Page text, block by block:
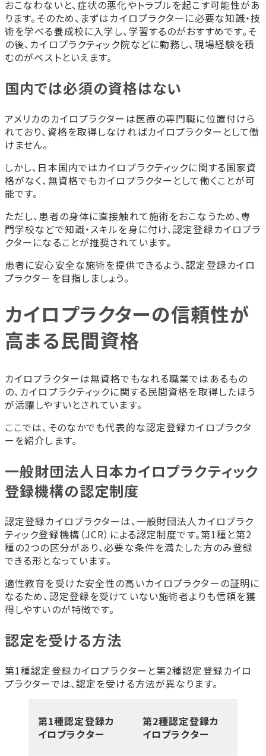
おこなわないと、症状の悪化やトラブルを起こす可能性があ
ります。そのため、まずはカイロプラクターに必要な知識・技
術を学べる養成校に入学し、学習するのがおすすめです。そ
の後、カイロプラクティック院などに勤務し、現場経験を積
むのがベストといえます。
国内では必須の資格はない
アメリカのカイロプラクターは医療の専門職に位置付けら
れており、資格を取得しなければカイロプラクターとして働
けません。
しかし、日本国内ではカイロプラクティックに関する国家資
格がなく、無資格でもカイロプラクターとして働くことが可
能です。
ただし、患者の身体に直接触れて施術をおこなうため、専
門学校などで知識・スキルを身に付け、認定登録カイロプラ
クターになることが推奨されています。
患者に安心安全な施術を提供できるよう、認定登録カイロ
プラクターを目指しましょう。
カイロプラクターの信頼性が
高まる民間資格
カイロプラクターは無資格でもなれる職業ではあるもの
の、カイロプラクティックに関する民間資格を取得したほう
が活躍しやすいとされています。
ここでは、そのなかでも代表的な認定登録カイロプラクタ
ーを紹介します。
一般財団法人日本カイロプラクティック
登録機構の認定制度
認定登録カイロプラクターは、一般財団法人カイロプラク
ティック登録機構（JCR）による認定制度です。第1種と第2
種の2つの区分があり、必要な条件を満たした方のみ登録
できる形となっています。
適性教育を受けた安全性の高いカイロプラクターの証明に
なるため、認定登録を受けていない施術者よりも信頼を獲
得しやすいのが特徴です。
認定を受ける方法
第1種認定登録カイロプラクターと第2種認定登録カイロ
プラクターでは、認定を受ける方法が異なります。
第1種認定登録カ
イロプラクター
第2種認定登録カ
イロプラクター